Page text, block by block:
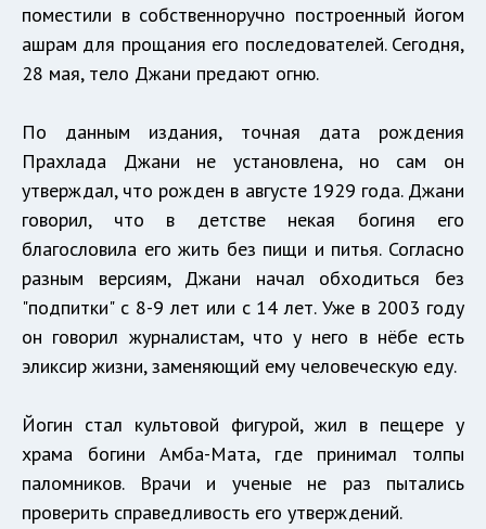
поместили в собственноручно построенный йогом
ашрам для прощания его последователей. Сегодня,
28 мая, тело Джани предают огню.
По данным издания, точная дата рождения
Прахлада Джани не установлена, но сам он
утверждал, что рожден в августе 1929 года. Джани
говорил, что в детстве некая богиня его
благословила его жить без пищи и питья. Согласно
разным версиям, Джани начал обходиться без
"подпитки" с 8-9 лет или с 14 лет. Уже в 2003 году
он говорил журналистам, что у него в нёбе есть
эликсир жизни, заменяющий ему человеческую еду.
Йогин стал культовой фигурой, жил в пещере у
храма богини Амба-Мата, где принимал толпы
паломников. Врачи и ученые не раз пытались
проверить справедливость его утверждений.